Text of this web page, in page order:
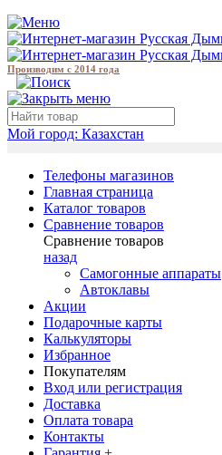
Производим с 2014 года
Мой город: Казахстан
Телефоны магазинов
Главная страница
Каталог товаров
Сравнение товаров
Сравнение товаров
назад
Самогонные аппараты
Автоклавы
Акции
Подарочные карты
Калькуляторы
Избранное
Покупателям
Вход или регистрация
Доставка
Оплата товара
Контакты